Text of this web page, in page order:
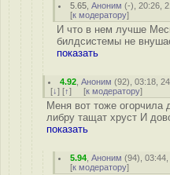
5.65 ,Аноним (-), 20:26,
[к модератору]
И что в нем лучше
билдсистемы не
показать
4.92 ,Аноним (92), 03:18,
[↓] [↑] [к модератору]
Меня вот тоже огорчила
либру тащат хруст И
показать
5.94 ,Аноним (94),
[к модератору]